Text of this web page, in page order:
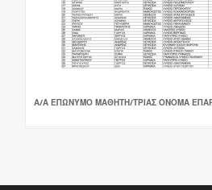
Α/Α ΕΠΩΝΥΜΟ ΜΑΘΗΤΗ/ΤΡΙΑΣ ΟΝΟΜΑ